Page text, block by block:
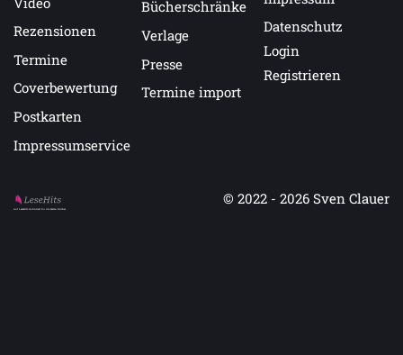
Rezensionen
Termine
Coverbewertung
Postkarten
Impressumservice
Bücherschränke
Verlage
Presse
Termine import
Datenschutz
Login
Registrieren
Auf LeseHits.de findest Du die besten Bücher.
© 2022 - 2026 Sven Clauer